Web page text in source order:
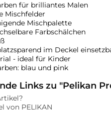
für brilliantes Malen
Mischfelder
Mischpalette
Farbschälchen
im Deckel
- ideal für Kinder
blau und pink
Links zu "Pelikan
von PELIKAN